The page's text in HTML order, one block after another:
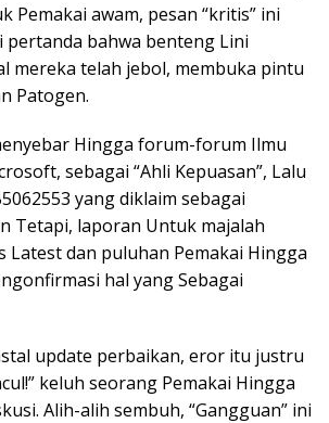
Pemakai awam, pesan “kritis” ini
bahwa benteng Lini
mereka telah jebol, membuka pintu
Patogen.
Hingga forum-forum Ilmu
sebagai “Ahli Kepuasan”, Lalu
yang diklaim sebagai
Tetapi, laporan Untuk majalah
Latest dan puluhan Pemakai Hingga
hal yang Sebagai
update perbaikan, eror itu justru
keluh seorang Pemakai Hingga
Alih-alih sembuh, “Gangguan” ini